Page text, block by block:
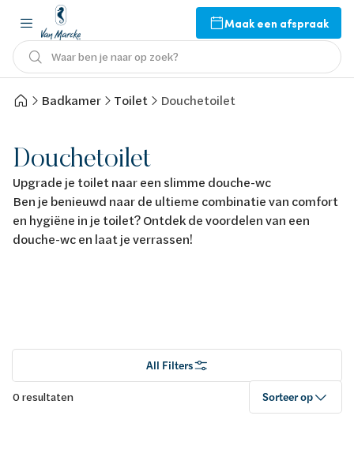
Maak een afspraak
Waar ben je naar op zoek?
Badkamer Toilet Douchetoilet
Douchetoilet
Upgrade je toilet naar een slimme douche-wc
Ben je benieuwd naar de ultieme combinatie van comfort
en hygiëne in je toilet? Ontdek de voordelen van een
douche-wc en laat je verrassen!
All Filters
0 resultaten Sorteer op